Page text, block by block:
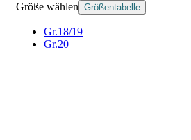
Größe wählen Größentabelle
Gr.18/19
Gr.20